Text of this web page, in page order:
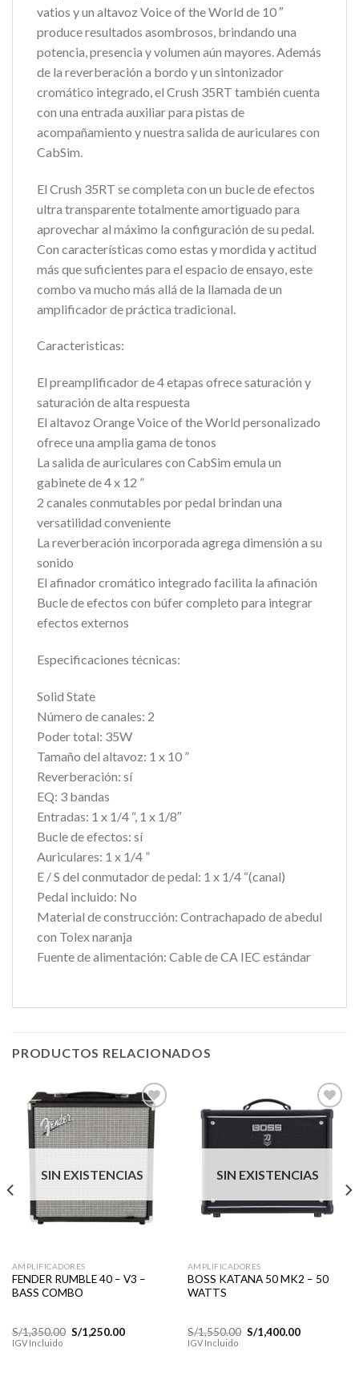
vatios y un altavoz Voice of the World de 10 ″
produce resultados asombrosos, brindando una
potencia, presencia y volumen aún mayores. Además
de la reverberación a bordo y un sintonizador
cromático integrado, el Crush 35RT también cuenta
con una entrada auxiliar para pistas de
acompañamiento y nuestra salida de auriculares con
CabSim.
El Crush 35RT se completa con un bucle de efectos
ultra transparente totalmente amortiguado para
aprovechar al máximo la configuración de su pedal.
Con características como estas y mordida y actitud
más que suficientes para el espacio de ensayo, este
combo va mucho más allá de la llamada de un
amplificador de práctica tradicional.
Caracteristicas:
El preamplificador de 4 etapas ofrece saturación y
saturación de alta respuesta
El altavoz Orange Voice of the World personalizado
ofrece una amplia gama de tonos
La salida de auriculares con CabSim emula un
gabinete de 4 x 12 ”
2 canales conmutables por pedal brindan una
versatilidad conveniente
La reverberación incorporada agrega dimensión a su
sonido
El afinador cromático integrado facilita la afinación
Bucle de efectos con búfer completo para integrar
efectos externos
Especificaciones técnicas:
Solid State
Número de canales: 2
Poder total: 35W
Tamaño del altavoz: 1 x 10 ”
Reverberación: sí
EQ: 3 bandas
Entradas: 1 x 1/4 “, 1 x 1/8″
Bucle de efectos: sí
Auriculares: 1 x 1/4 ”
E / S del conmutador de pedal: 1 x 1/4 “(canal)
Pedal incluido: No
Material de construcción: Contrachapado de abedul
con Tolex naranja
Fuente de alimentación: Cable de CA IEC estándar
PRODUCTOS RELACIONADOS
Añadir
lista de
deseos
SIN EXISTENCIAS
AMPLIFICADORES
FENDER RUMBLE 40 – V3 –
BASS COMBO
S/1,350.00 El
precio
S/1,250.00El
IGV Incluido
Añadir
lista de
deseos
SIN EXISTENCIAS
AMPLIFICADORES
BOSS KATANA 50 MK2 – 50
WATTS
S/1,550.00 El
precio
S/1,400.00El
IGV Incluido